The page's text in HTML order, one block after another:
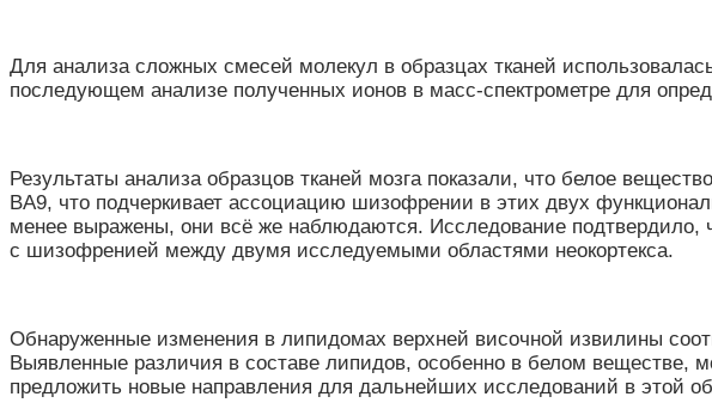
Для анализа сложных смесей молекул в образцах тканей
последующем анализе полученных ионов в масс-спектрометре для
Результаты анализа образцов тканей мозга показали, что белое
BA9, что подчеркивает ассоциацию шизофрении в этих двух
менее выражены, они всё же наблюдаются. Исследование подтвердило,
с шизофренией между двумя исследуемыми областями неокортекса.
Обнаруженные изменения в липидомах верхней височной извилины
Выявленные различия в составе липидов, особенно в белом веществе,
предложить новые направления для дальнейших исследований в этой